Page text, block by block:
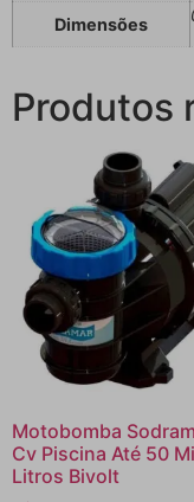
Dimensões
Produtos
Motobomba
Cv Piscina Até 50
Litros Bivolt